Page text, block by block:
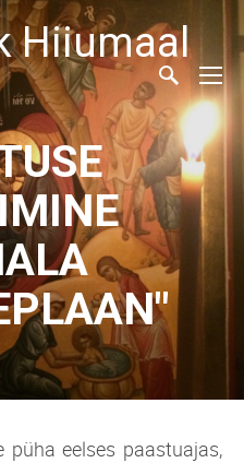
Hiiumaal
püha eelses paastuajas,